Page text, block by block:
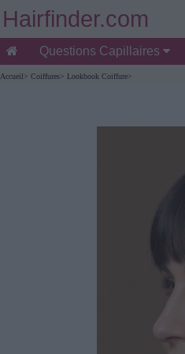
Hairfinder.com
Questions Capillaires
Accueil> Coiffures> Lookbook Coiffure>